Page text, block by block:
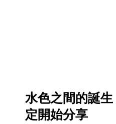
水色之間的誕
定開始分享